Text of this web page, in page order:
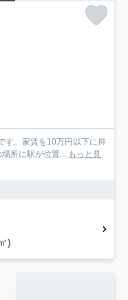
す。家賃を10万円以下に抑
所に駅が位置... もっと見
)